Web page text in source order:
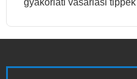
gyakorlati vásárlási tippek